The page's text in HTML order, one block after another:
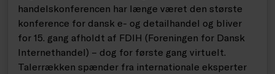
handelskonferencen har længe været den største
konference for dansk e- og detailhandel og bliver
for 15. gang afholdt af FDIH (Foreningen for Dansk
Internethandel) – dog for første gang virtuelt.
Talerrækken spænder fra internationale eksperter